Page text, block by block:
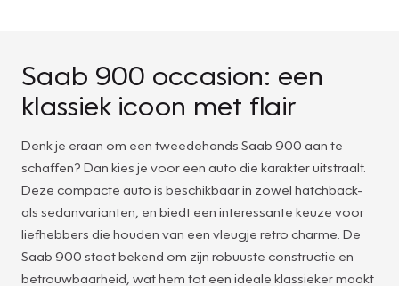
Saab 900 occasion: een
klassiek icoon met flair
Denk je eraan om een tweedehands Saab 900 aan te
schaffen? Dan kies je voor een auto die karakter uitstraalt.
Deze compacte auto is beschikbaar in zowel hatchback-
als sedanvarianten, en biedt een interessante keuze voor
liefhebbers die houden van een vleugje retro charme. De
Saab 900 staat bekend om zijn robuuste constructie en
betrouwbaarheid, wat hem tot een ideale klassieker maakt